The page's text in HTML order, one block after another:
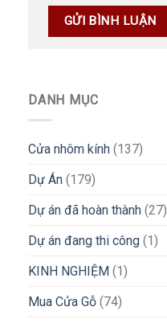
DANH MỤC
Cửa nhôm kính (137)
Dự Án (179)
Dự án đã hoàn thành (27)
Dự án đang thi công (1)
KINH NGHIỆM (1)
Mua Cửa Gỗ (74)